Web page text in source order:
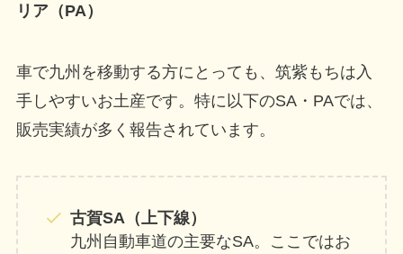
リア（PA）
車で九州を移動する方にとっても、筑紫もちは入
手しやすいお土産です。特に以下のSA・PAでは、
販売実績が多く報告されています。
古賀SA（上下線）
九州自動車道の主要なSA。ここではお